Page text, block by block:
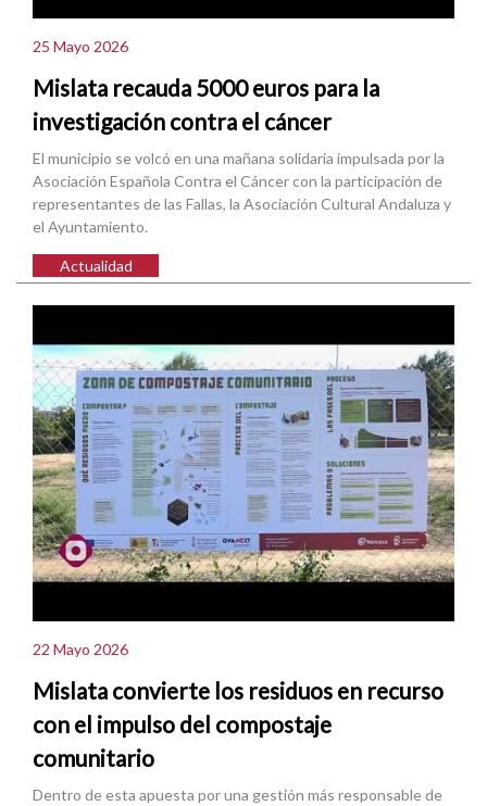
25 Mayo 2026
Mislata recauda 5000 euros para la
investigación contra el cáncer
El municipio se volcó en una mañana solidaria impulsada por la
Asociación Española Contra el Cáncer con la participación de
representantes de las Fallas, la Asociación Cultural Andaluza y
el Ayuntamiento.
Actualidad
22 Mayo 2026
Mislata convierte los residuos en recurso
con el impulso del compostaje
comunitario
Dentro de esta apuesta por una gestión más responsable de